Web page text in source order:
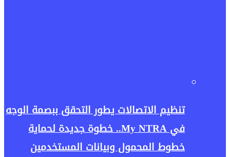
تنظيم الاتصالات يطور التحقق ببصمة الوجه
في My NTRA.. خطوة جديدة لحماية
خطوط المحمول وبيانات المستخدمين